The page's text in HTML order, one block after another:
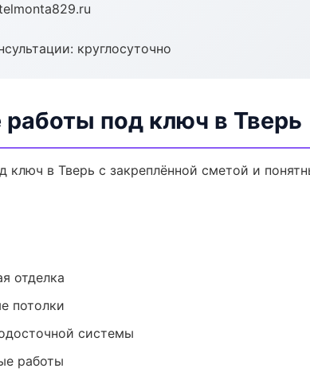
круглосуточно
под ключ в Тверь
ключ в Тверь с закреплённой сметой и
отделка
потолки
системы
работы